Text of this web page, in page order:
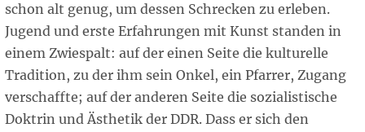
schon alt genug, um dessen Schrecken zu erleben.
Jugend und erste Erfahrungen mit Kunst standen in
einem Zwiespalt: auf der einen Seite die kulturelle
Tradition, zu der ihm sein Onkel, ein Pfarrer, Zugang
verschaffte; auf der anderen Seite die sozialistische
Doktrin und Ästhetik der DDR. Dass er sich den